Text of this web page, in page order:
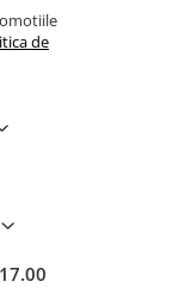
de